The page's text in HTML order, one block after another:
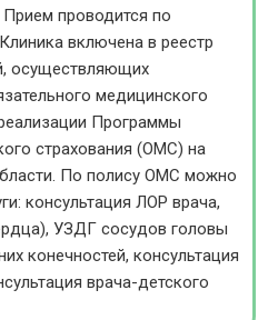
Прием проводится по
включена в реестр
осуществляющих
медицинского
Программы
страхования (ОМС) на
По полису ОМС можно
консультация ЛОР врача,
УЗДГ сосудов головы
конечностей, консультация
врача-детского